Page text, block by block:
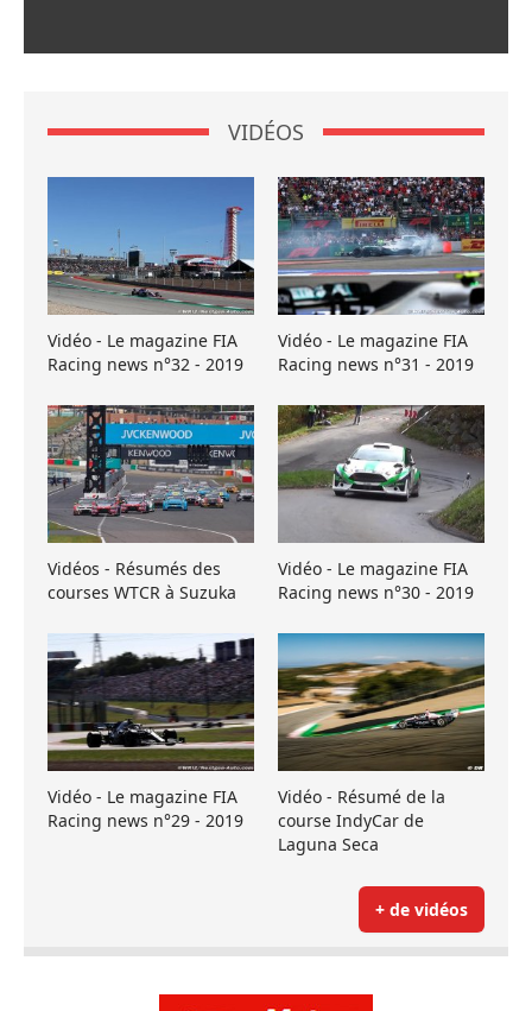
VIDÉOS
Vidéo - Le magazine FIA
Racing news n°32 - 2019
Vidéo - Le magazine FIA
Racing news n°31 - 2019
Vidéos - Résumés des
courses WTCR à Suzuka
Vidéo - Le magazine FIA
Racing news n°30 - 2019
Vidéo - Le magazine FIA
Racing news n°29 - 2019
Vidéo - Résumé de la
course IndyCar de
Laguna Seca
+ de vidéos